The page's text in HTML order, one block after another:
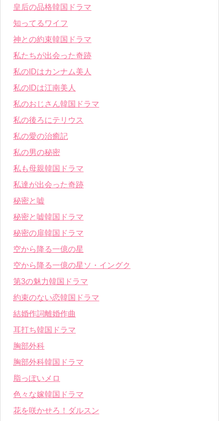
皇后の品格韓国ドラマ
知ってるワイフ
神との約束韓国ドラマ
私たちが出会った奇跡
私のIDはカンナム美人
私のIDは江南美人
私のおじさん韓国ドラマ
私の後ろにテリウス
私の愛の治癒記
私の男の秘密
私も母親韓国ドラマ
私達が出会った奇跡
秘密と嘘
秘密と嘘韓国ドラマ
秘密の扉韓国ドラマ
空から降る一億の星
空から降る一億の星ソ・イングク
第3の魅力韓国ドラマ
約束のない恋韓国ドラマ
結婚作詞離婚作曲
耳打ち韓国ドラマ
胸部外科
胸部外科韓国ドラマ
脂っぽいメロ
色々な嫁韓国ドラマ
花を咲かせろ！ダルスン